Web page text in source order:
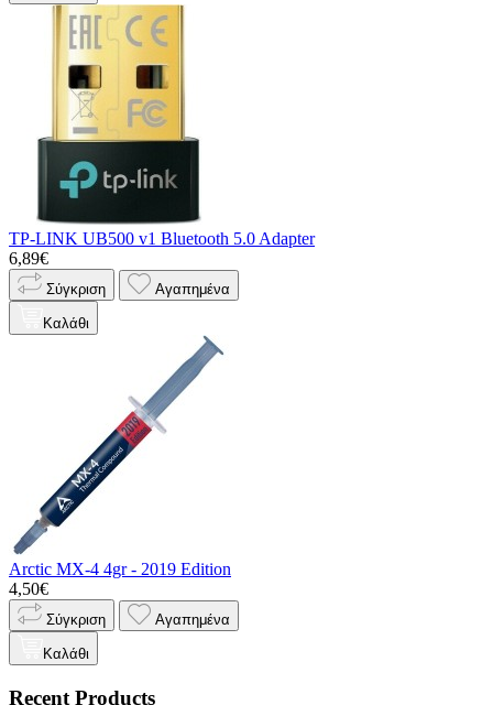
TP-LINK UB500 v1 Bluetooth 5.0 Adapter
6,89€
Σύγκριση Αγαπημένα
Καλάθι
Arctic MX-4 4gr - 2019 Edition
4,50€
Σύγκριση Αγαπημένα
Καλάθι
Recent Products